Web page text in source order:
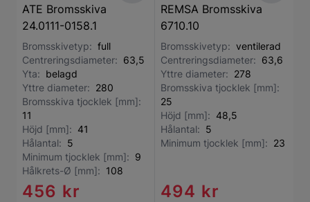
ATE Bromsskiva
24.0111-0158.1
Bromsskivetyp: full
Centreringsdiameter: 63,5
Yta: belagd
Yttre diameter: 280
Bromsskiva tjocklek [mm]:
11
Höjd [mm]: 41
Hålantal: 5
Minimum tjocklek [mm]: 9
Hålkrets-Ø [mm]: 108
456 kr
REMSA Bromsskiva
6710.10
Bromsskivetyp: ventilerad
Centreringsdiameter: 63,6
Yttre diameter: 278
Bromsskiva tjocklek [mm]:
25
Höjd [mm]: 48,5
Hålantal: 5
Minimum tjocklek [mm]: 23
494 kr